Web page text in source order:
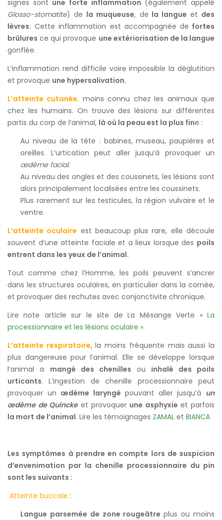
signes sont une forte inflammation (également appelé
Glosso-stomatite) de la muqueuse, de la langue et des
lèvres. Cette inflammation est accompagnée de fortes
brûlures ce qui provoque une extériorisation de la langue
gonflée.
L’inflammation rend difficile voire impossible la déglutition
et provoque une hypersalivation.
L’atteinte cutanée, moins connu chez les animaux que
chez les humains. On trouve des lésions sur différentes
partis du corp de l’animal, là où la peau est la plus fine :
Au niveau de la tête : babines, museau, paupières et
oreilles. L’urtication peut aller jusqu’à provoquer un
œdème facial.
Au niveau des ongles et des coussinets, les lésions sont
alors principalement localisées entre les coussinets.
Plus rarement sur les testicules, la région vulvaire et le
ventre.
L’atteinte oculaire est beaucoup plus rare, elle découle
souvent d’une atteinte faciale et a lieux lorsque des poils
entrent dans les yeux de l’animal.
Tout comme chez l’Homme, les poils peuvent s’ancrer
dans les structures oculaires, en particulier dans la cornée,
et provoquer des rechutes avec conjonctivite chronique.
Lire note article sur le site de La Mésange Verte « La
processionnaire et les lésions oculaire ».
L’atteinte respiratoire, la moins fréquente mais aussi la
plus dangereuse pour l’animal. Elle se développe lorsque
l’animal a mangé des chenilles ou inhalé des poils
urticants. L’ingestion de chenille processionnaire peut
provoquer un œdème laryngé pouvant aller jusqu’à un
œdème de Quincke et provoquer une asphyxie et parfois
la mort de l’animal. Lire les témoignages ZAMAL et BIANCA
Les symptômes à prendre en compte lors de suspicion
d’envenimation par la chenille processionnaire du pin
sont les suivants :
Atteinte buccale :
Langue parsemée de zone rougeâtreplus ou moins